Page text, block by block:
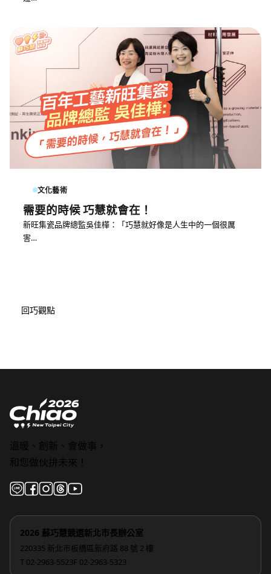
文化藝術
需要的時候 巧慧就會在！
新旺集瓷品牌總監吳佳樺：「巧慧就好像是人生中的一個很厲
害…
回巧觀點
溫暖、創新、會做事，
和您做伙拚未來！
2026 蘇巧慧競選新北市長辦公室
220335 新北市板橋區新府路 88 號 2 樓
T 02-2963-5523F 02-2963-5323